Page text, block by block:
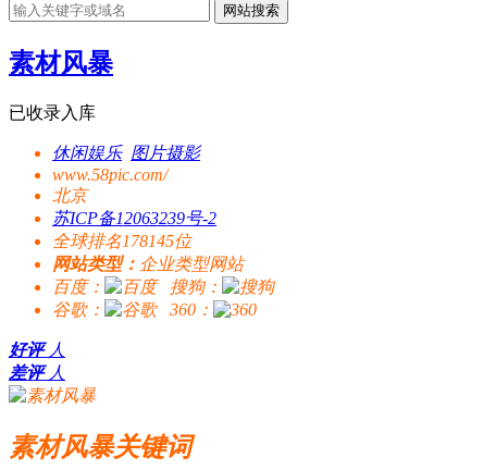
网站搜索
素材风暴
已收录入库
休闲娱乐 图片摄影
www.58pic.com/
北京
苏ICP备12063239号-2
全球排名178145位
网站类型： 企业类型网站
百度：
搜狗：
谷歌：
360：
好评 人
差评 人
素材风暴关键词